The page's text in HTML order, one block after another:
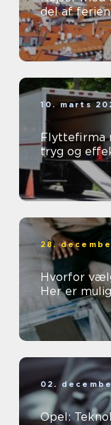
del af ferien
10. marts
Flyttefirma
tryg og
28.
Hvorfor
Her er
02.
Opel: